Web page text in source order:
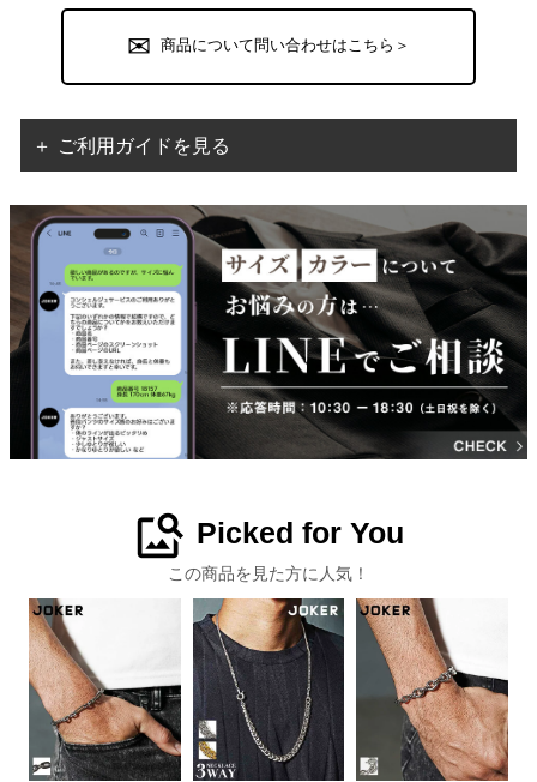
商品について問い合わせはこちら＞
＋ ご利用ガイドを見る
image_search Picked for You
この商品を見た方に人気！